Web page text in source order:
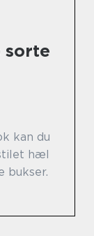
sorte
kan du
hæl
bukser.